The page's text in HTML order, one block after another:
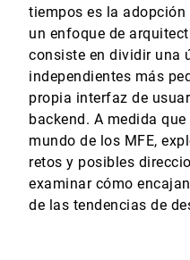
tiempos es la
un enfoque de
consiste en dividir una
independientes más
propia interfaz de
backend. A medida
mundo de los MFE,
retos y posibles
examinar cómo
de las tendencias de